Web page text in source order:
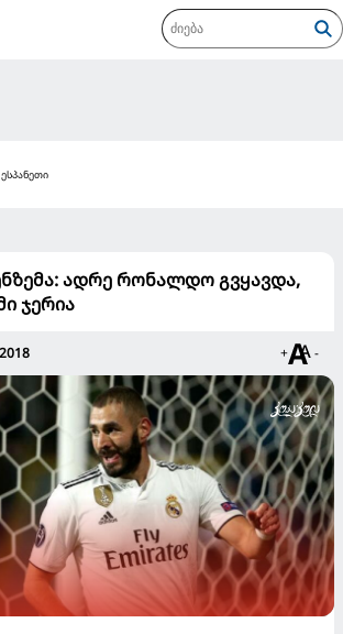
ესპანეთი
ადრე რონალდო გვყავდა,
ჯერია
+ -